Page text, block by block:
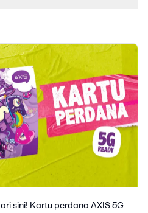
sini! Kartu perdana AXIS 5G